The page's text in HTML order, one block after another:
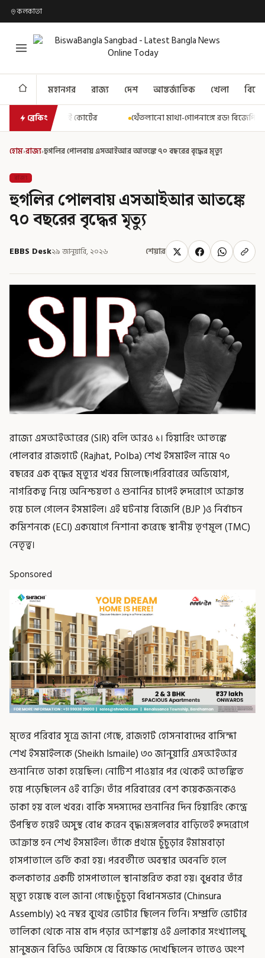
কলকাতা
মহানগর রাজ্য দেশ আন্তর্জাতিক খেলা
ব্রেকিংথেঁতলানো মাথা-গোপনাঙ্গে রড! বিজেপিশাসিত অসমে নাবালিকার
হোম›রাজ্য›হুগলির পোলবায় এসআইআর আতঙ্কে ৭০ বছরের বৃদ্ধের মৃত্যু
রাজ্য
হুগলির পোলবায় এসআইআর আতঙ্কে
৭০ বছরের বৃদ্ধের মৃত্যু
EBBS Desk২৯ জানুয়ারি, ২০২৬ শেয়ার
রাজ্যে এসআইআরের (SIR) বলি আরও ১। হিয়ারিং আতঙ্কে
পোলবার রাজহাটে (Rajhat, Polba) শেখ ইসমাইল নামে ৭০
বছরের এক বৃদ্ধের মৃত্যুর খবর মিলেছে।পরিবারের অভিযোগ,
নাগরিকত্ব নিয়ে অনিশ্চয়তা ও শুনানির চাপেই হৃদরোগে আক্রান্ত
হয়ে চলে গেলেন ইসমাইল। এই ঘটনায় বিজেপি (BJP )ও নির্বাচন
কমিশনকে (ECI) একযোগে নিশানা করেছে স্থানীয় তৃণমূল (TMC)
নেতৃত্ব।
Sponsored
মৃতের পরিবার সূত্রে জানা গেছে, রাজহাট হোসনাবাদের বাসিন্দা
শেখ ইসমাইলকে (Sheikh Ismaile) ৩০ জানুয়ারি এসআইআর
শুনানিতে ডাকা হয়েছিল। নোটিশ পাওয়ার পর থেকেই আতঙ্কিত
হয়ে পড়েছিলেন ওই ব্যক্তি। তাঁর পরিবারের বেশ কয়েকজনকেও
ডাকা হয় বলে খবর। বাকি সদস্যদের শুনানির দিন হিয়ারিং কেন্দ্রে
উপস্থিত হয়েই অসুস্থ বোধ করেন বৃদ্ধ।মঙ্গলবার বাড়িতেই হৃদরোগে
আক্রান্ত হন শেখ ইসমাইল। তাঁকে প্রথমে চুঁচুড়ার ইমামবাড়া
হাসপাতালে ভর্তি করা হয়। পরবর্তীতে অবস্থার অবনতি হলে
কলকাতার একটি হাসপাতালে স্থানান্তরিত করা হয়। বুধবার তাঁর
মৃত্যু হয়েছে বলে জানা গেছে।চুঁচুড়া বিধানসভার (Chinsura
Assembly) ২৫ নম্বর বুথের ভোটার ছিলেন তিনি। সম্প্রতি ভোটার
তালিকা থেকে নাম বাদ পড়ার আশঙ্কায় ওই এলাকার সংখ্যালঘু
মানুষজন বিডিও অফিসে যে বিক্ষোভ দেখেছিলেন তাতেও অংশ